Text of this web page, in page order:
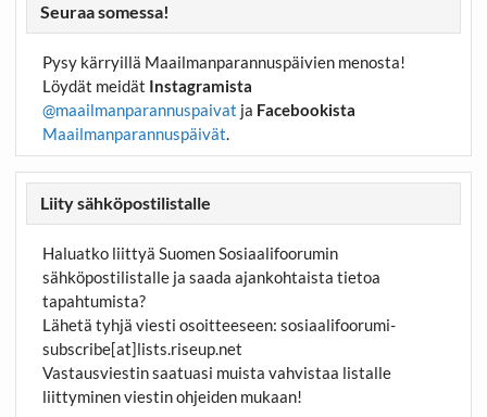
Seuraa somessa!
Pysy kärryillä Maailmanparannuspäivien menosta!
Löydät meidät Instagramista
@maailmanparannuspaivat ja Facebookista
Maailmanparannuspäivät.
Liity sähköpostilistalle
Haluatko liittyä Suomen Sosiaalifoorumin
sähköpostilistalle ja saada ajankohtaista tietoa
tapahtumista?
Lähetä tyhjä viesti osoitteeseen: sosiaalifoorumi-
subscribe[at]lists.riseup.net
Vastausviestin saatuasi muista vahvistaa listalle
liittyminen viestin ohjeiden mukaan!